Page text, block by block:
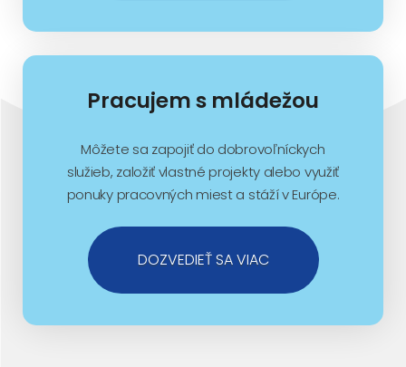
Pracujem s mládežou
Môžete sa zapojiť do dobrovoľníckych
služieb, založiť vlastné projekty alebo využiť
ponuky pracovných miest a stáží v Európe.
DOZVEDIEŤ SA VIAC